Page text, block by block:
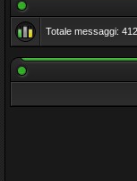
Totale messaggi: